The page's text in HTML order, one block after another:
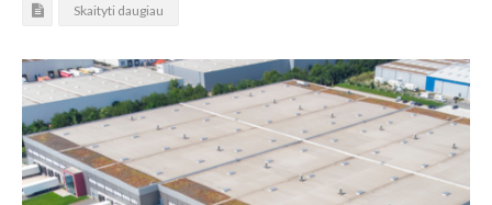
Skaityti daugiau